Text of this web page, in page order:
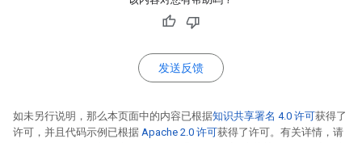
发送反馈
如未另行说明，那么本页面中的内容已根据知识共享署名 4.0 许可获得了
许可，并且代码示例已根据 Apache 2.0 许可获得了许可。有关详情，请